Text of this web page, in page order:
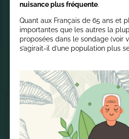
nuisance plus fréquente.
Quant aux Français de 65 ans et
importantes que les autres la
proposées dans le sondage (voir
s’agirait-il d’une population plus